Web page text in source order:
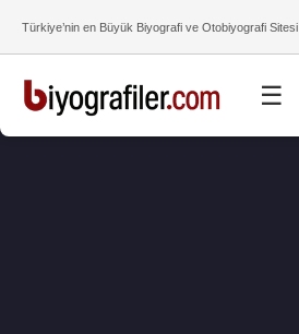
Türkiye’nin en Büyük Biyografi ve Otobiyografi Sitesi
☰